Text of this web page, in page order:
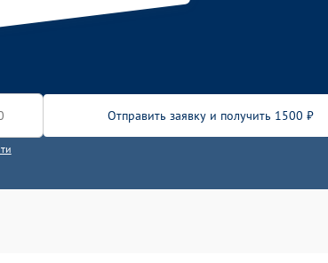
Отправить заявку и получить 1500 ₽